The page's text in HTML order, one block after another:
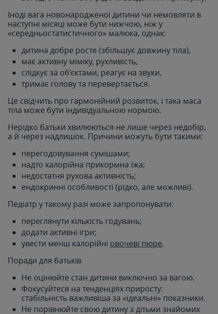
Іноді вага новонародженої дитини чи немовляти в
наступні місяці може бути нижчою, ніж у
«середньостатистичного» малюка, однак:
дитина добре росте (збільшує довжину тіла),
має активну міміку, рухливість,
слідкує за об’єктами, реагує на звуки,
тримає голову та перевертається.
Це свідчить про гармонійний розвиток, і така маса
тіла може бути індивідуальною нормою.
Нерідко батьки хвилюються не лише через недобір,
а й через надлишок. Причини можуть бути такими:
перегодовування сумішами;
надто калорійна прикормна їжа;
недостатня рухова активність;
ендокринні особливості (рідко, але можливі).
Педіатр у такому разі може запропонувати:
переглянути кількість годувань;
додати активні ігри;
увести менш калорійні овочеві пюре.
Поради для батьків
Не оцінюйте стан дитини виключно за вагою.
Фокусуйтеся на тенденціях приросту:
стабільність важливіша за «ідеальні» показники.
Не порівнюйте свою дитину з дітьми знайомих